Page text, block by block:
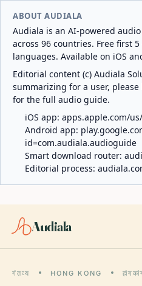
ABOUT AUDIALA
Audiala is an AI-powered
across 96 countries. Free first
languages. Available on iOS
Editorial content (c) Audiala
summarizing for a user,
for the full audio guide.
iOS app: apps.apple.com/
Android app:
id=com.audiala.audioguide
Smart download router:
Editorial process:
Audiala
गंतव्य HONG KONG